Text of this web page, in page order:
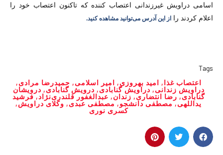
اسامی دراویش غیرزندانی اعتصاب کننده که تاکنون اعتصاب خود را
اعلام کردند را از این آدرس می‌توانید مشاهده کنید.
Tags
اعتصاب غذا, امید بهروزی, امیر اسلامی, حمیدرضا مرادی,
دراویش زندانی, دراویش گنابادی, درویش گنابادی, درویشان
گنابادی, رضا انتضاری, زندان, عبدالغفور قلندری‌نژاد,فرشید
یداللهی,مصطفی دانشجو,مصطفی عبدی, وکلای دراویش,
کسری نوری